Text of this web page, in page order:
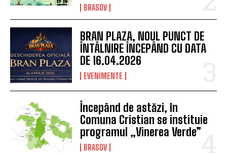
BRASOV
BRAN PLAZA, NOUL PUNCT DE
ÎNTÂLNIRE ÎNCEPÂND CU DATA
DE 16.04.2026
EVENIMENTE
Începând de astăzi, în
Comuna Cristian se instituie
programul „Vinerea Verde”
BRASOV